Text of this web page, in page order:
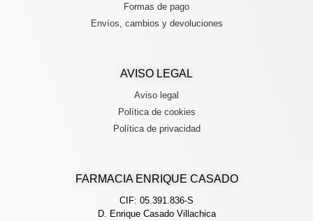
FARMACIA ENRIQUE CASADO
CIF: 05.391.836-S
D. Enrique Casado Villachica
AVISO LEGAL
Aviso legal
Política de cookies
Política de privacidad
Formas de pago
Envíos, cambios y devoluciones